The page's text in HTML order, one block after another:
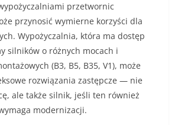
przetwornic
przynosić wymierne korzyści dla
Wypożyczalnia, która ma dostęp
silników o różnych mocach i
(B3, B5, B35, V1), może
rozwiązania zastępcze — nie
ale także silnik, jeśli ten również
modernizacji.